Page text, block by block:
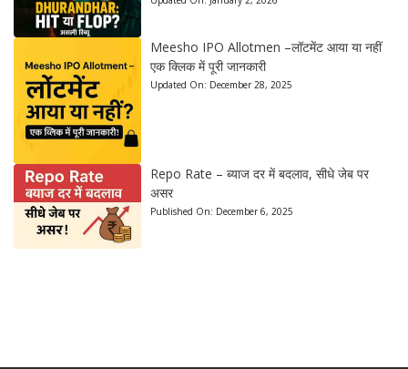
Meesho IPO Allotmen –लॉटमेंट आया या नहीं
एक क्लिक में पूरी जानकारी
Updated On: December 28, 2025
Repo Rate – ब्याज दर में बदलाव, सीधे जेब पर
असर
Published On: December 6, 2025